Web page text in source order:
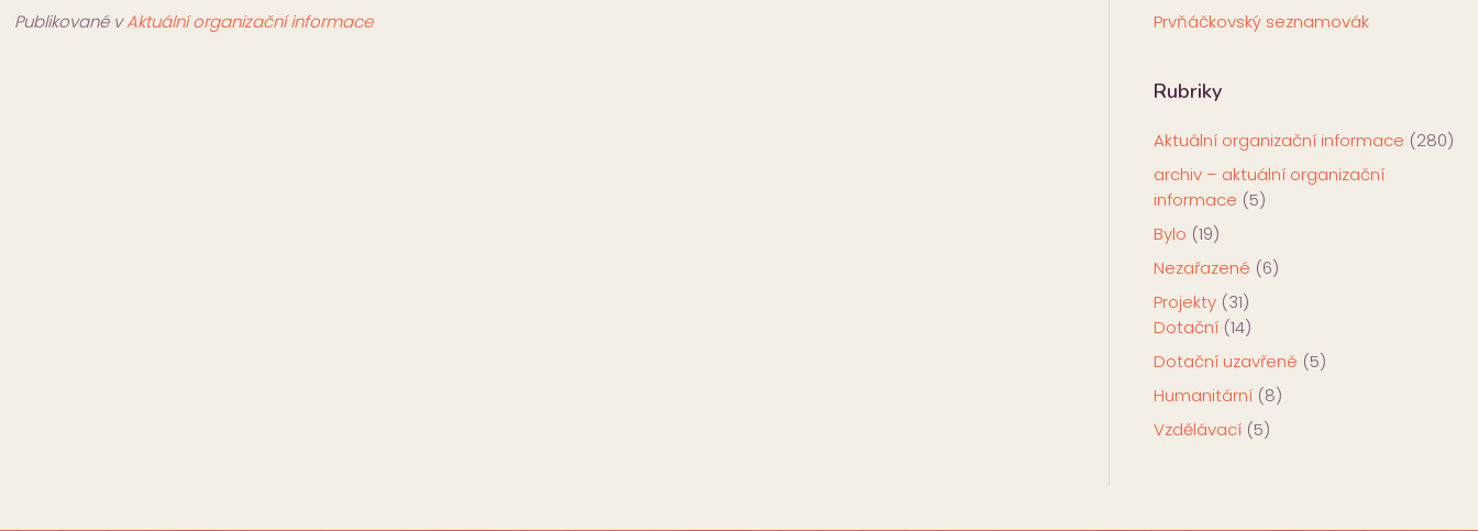
Publikované vAktuální organizační informace
Prvňáčkovský seznamovák
Rubriky
Aktuální organizační informace (280)
archiv – aktuální organizační
informace (5)
Bylo (19)
Nezařazené (6)
Projekty(31)
Dotační(14)
Dotační uzavřené (5)
Humanitární(8)
Vzdělávací(5)